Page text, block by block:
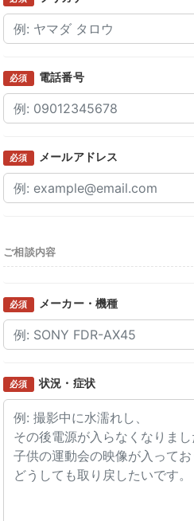
必須 電話番号
必須 メールアドレス
ご相談内容
必須 メーカー・機種
必須 状況・症状